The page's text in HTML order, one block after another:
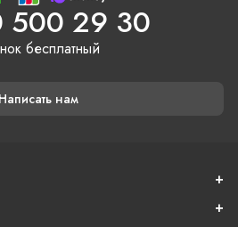
500 29 30
бесплатный
Написать нам